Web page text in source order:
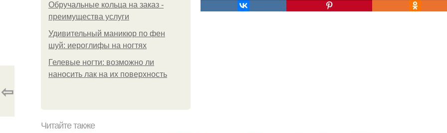
Обручальные кольца на заказ -
преимущества услуги
Удивительный маникюр по фен
шуй: иероглифы на ногтях
Гелевые ногти: возможно ли
наносить лак на их поверхность
⇦
Читайте также